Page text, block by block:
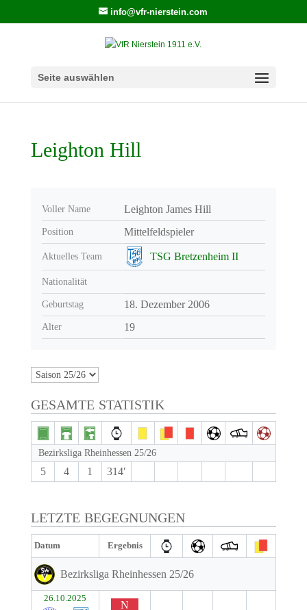
info@vfr-nierstein.com
Seite auswählen
Leighton Hill
Voller Name Leighton James Hill
Position Mittelfeldspieler
Aktuelles Team TSG Bretzenheim II
Nationalität
Geburtstag 18. Dezember 2006
Alter 19
GESAMTE STATISTIK
Bezirksliga Rheinhessen 25/26
5 4 1 314′
LETZTE BEGEGNUNGEN
Datum Ergebnis
Bezirksliga Rheinhessen 25/26
26.10.2025
N